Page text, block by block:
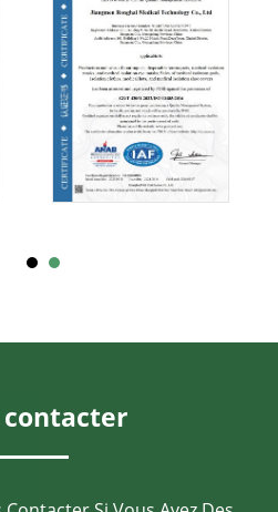
contacter